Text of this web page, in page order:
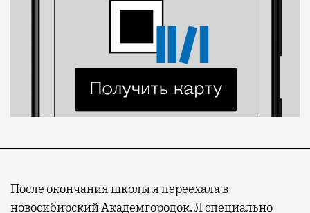
После окончания школы я переехала в
новосибирский Академгородок. Я специально